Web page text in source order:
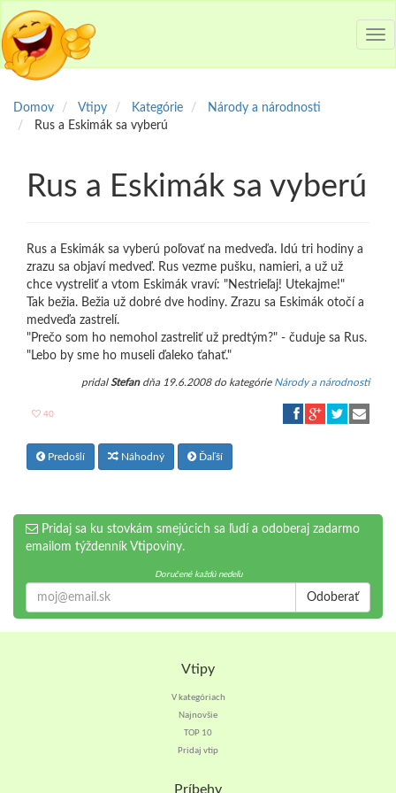
Domov Vtipy Kategórie
Národy a národnosti
Rus a Eskimák sa vyberú
Rus a Eskimák sa vyberú
Rus a Eskimák sa vyberú poľovať na medveďa. Idú tri hodiny a
zrazu sa objaví medveď. Rus vezme pušku, namieri, a už už
chce vystreliť a vtom Eskimák vraví: "Nestrieľaj! Utekajme!"
Tak bežia. Bežia už dobré dve hodiny. Zrazu sa Eskimák otočí a
medveďa zastrelí.
"Prečo som ho nemohol zastreliť už predtým?" - čuduje sa Rus.
"Lebo by sme ho museli ďaleko ťahať."
pridalStefandňa 19.6.2008 do kategórie Národy a národnosti
40
Predošlí Náhodný Ďaľší
Pridaj sa ku stovkám smejúcich sa ľudí a odoberaj zadarmo
emailom týždenník Vtipoviny.
Doručené každú nedeľu
Odoberať
Vtipy
V kategóriach
Najnovšie
TOP 10
Pridaj vtip
Príbehy